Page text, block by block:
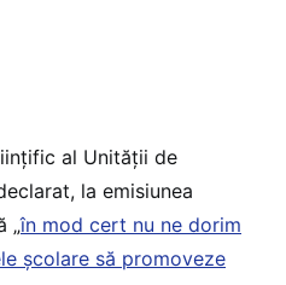
al Unității de
la emisiunea
„în mod cert nu ne dorim
școlare să promoveze